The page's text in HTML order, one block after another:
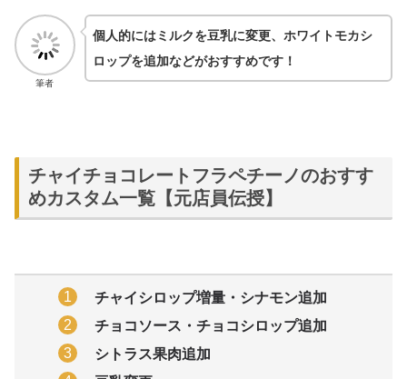
筆者
個人的にはミルクを豆乳に変更、ホワイトモカシ
ロップを追加などがおすすめです！
チャイチョコレートフラペチーノのおすす
めカスタム一覧【元店員伝授】
チャイシロップ増量・シナモン追加
チョコソース・チョコシロップ追加
シトラス果肉追加